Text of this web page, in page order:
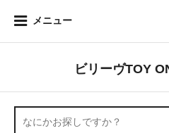
メニュー
ビリーヴTOY